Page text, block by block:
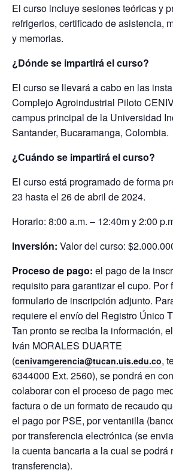
El curso incluye sesiones teóricas y
refrigerios, certificado de asistencia,
y memorias.
¿Dónde se impartirá el curso?
El curso se llevará a cabo en las
Complejo Agroindustrial Piloto
campus principal de la Universidad
Santander, Bucaramanga, Colombia.
¿Cuándo se impartirá el curso?
El curso está programado de forma
23 hasta el 26 de abril de 2024.
Horario: 8:00 a.m. – 12:40m y 2:00
Inversión: Valor del curso:
Proceso de pago: el pago de la
requisito para garantizar el cupo. Por
formulario de inscripción adjunto.
requiere el envío del Registro Único
Tan pronto se reciba la información,
Iván MORALES DUARTE
(cenivamgerencia@tucan.uis.edu.co,
6344000 Ext. 2560), se pondrá en
colaborar con el proceso de pago
factura o de un formato de recaudo
el pago por PSE, por ventanilla
por transferencia electrónica (se
la cuenta bancaria a la cual se podrá
transferencia).